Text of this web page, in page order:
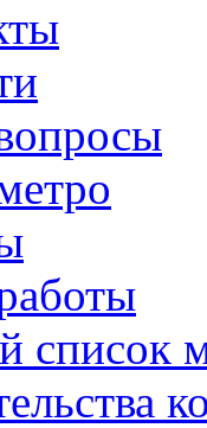
список